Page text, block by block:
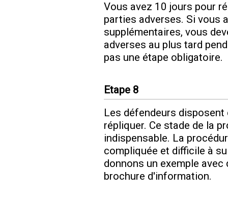
Vous avez 10 jours pour
parties adverses. Si vous
supplémentaires, vous
adverses au plus tard
pas une étape obligatoire.
Etape 8
Les défendeurs
répliquer. Ce stade de la
indispensable. La
compliquée et difficile à
donnons un exemple
brochure d'information.